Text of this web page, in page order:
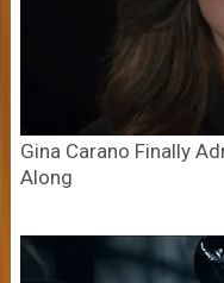
Gina Carano Finally
Along